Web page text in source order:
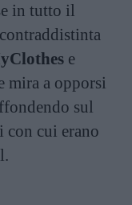
in tutto il
e
mira a opporsi
sul
cui erano